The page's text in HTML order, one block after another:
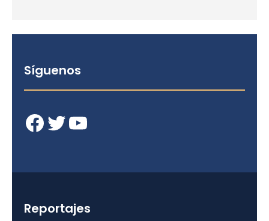
Síguenos
Facebook Twitter YouTube
Reportajes